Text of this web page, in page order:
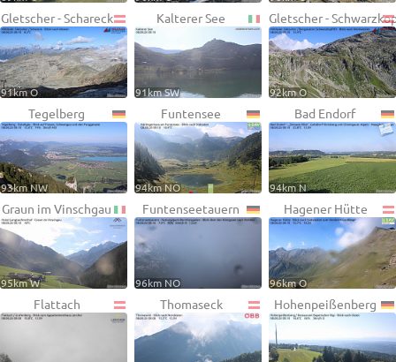
Gletscher - Schareck
91km O
Kalterer See
91km SW
Gletscher -
92km O
Tegelberg
93km NW
Funtensee
94km NO
Bad Endorf
94km N
Graun im Vinschgau
95km W
Funtenseetauern
96km NO
Hagener Hütte
96km O
Flattach Thomaseck Hohenpeißenberg